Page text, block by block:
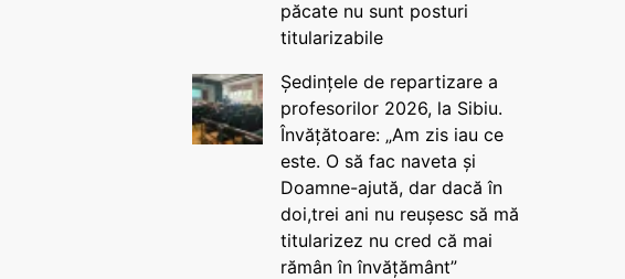
păcate nu sunt posturi
titularizabile
Ședințele de repartizare a
profesorilor 2026, la Sibiu.
Învățătoare: „Am zis iau ce
este. O să fac naveta și
Doamne-ajută, dar dacă în
doi,trei ani nu reușesc să mă
titularizez nu cred că mai
rămân în învățământ”